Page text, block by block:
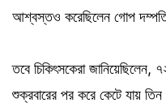
আশ্বস্তও করেছিলেন গোপ
তবে চিকিৎসকেরা
শুক্রবারের পর করে কেটে যায়